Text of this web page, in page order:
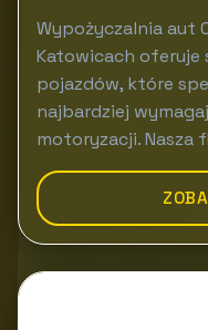
Wypożyczalnia aut
Katowicach oferuje
pojazdów, które
najbardziej
motoryzacji. Nasza